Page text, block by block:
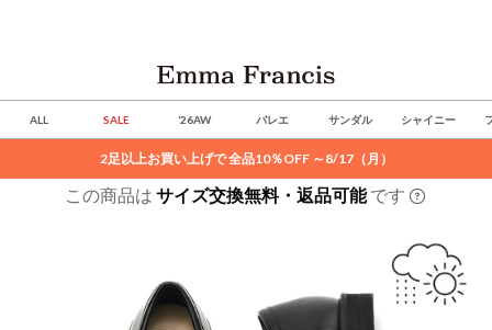
ALL SALE ’26AW バレエ サンダル シャイニー
2足以上お買い上げで 全品10％OFF ～8/17（月）
この商品は サイズ交換無料・返品可能です